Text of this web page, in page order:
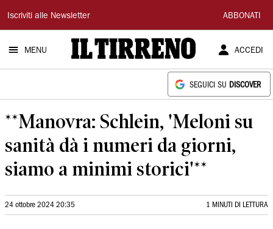
Il
Tirreno
Iscriviti alle Newsletter ABBONATI
MENU ACCEDI
SEGUICI SU DISCOVER
**Manovra: Schlein, 'Meloni su
sanità dà i numeri da giorni,
siamo a minimi storici'**
24 ottobre 2024 20:35 1 MINUTI DI LETTURA